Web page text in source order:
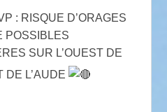
: RISQUE D’ORAGES
POSSIBLES
SUR L’OUEST DE
DE L’AUDE